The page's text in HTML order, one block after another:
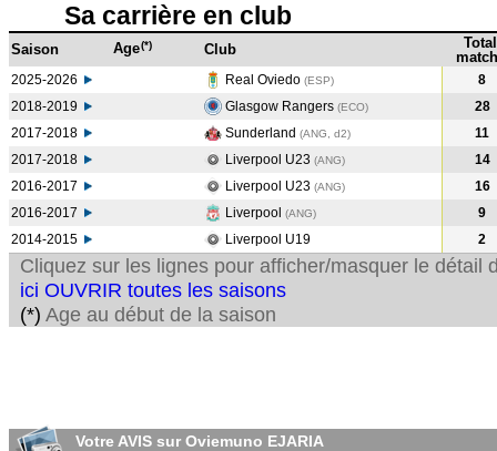
Sa carrière en club
Saison Age(*) Club
Total
2025-2026 Real Oviedo (ESP)
8
2018-2019
Glasgow Rangers (ECO)
28
2017-2018
Sunderland (ANG, d2)
11
2017-2018
Liverpool U23 (ANG)
14
2016-2017
Liverpool U23 (ANG)
16
2016-2017
Liverpool (ANG)
9
2014-2015
Liverpool U19 2
Cliquez sur les lignes pour afficher/masquer le détail
ici OUVRIR toutes les saisons
(*) Age au début de la saison
Votre AVIS sur Oviemuno EJARIA